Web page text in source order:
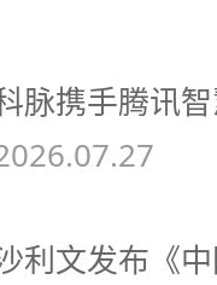
脉携手腾讯
利文发布《